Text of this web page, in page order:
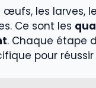
les larves,
Ce sont les
. Chaque étape
pour